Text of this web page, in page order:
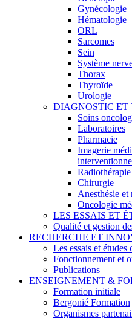
Gynécologie
Hématologie
ORL
Sarcomes
Sein
Système
Thorax
Thyroïde
Urologie
DIAGNOSTIC ET
Soins
Laboratoires
Pharmacie
Imagerie
Radiothérapie
Chirurgie
Anesthésie et
Oncologie
LES ESSAIS ET
Qualité et gestion
RECHERCHE ET
Les essais et études
Fonctionnement et
Publications
ENSEIGNEMENT &
Formation initiale
Bergonié Formation
Organismes